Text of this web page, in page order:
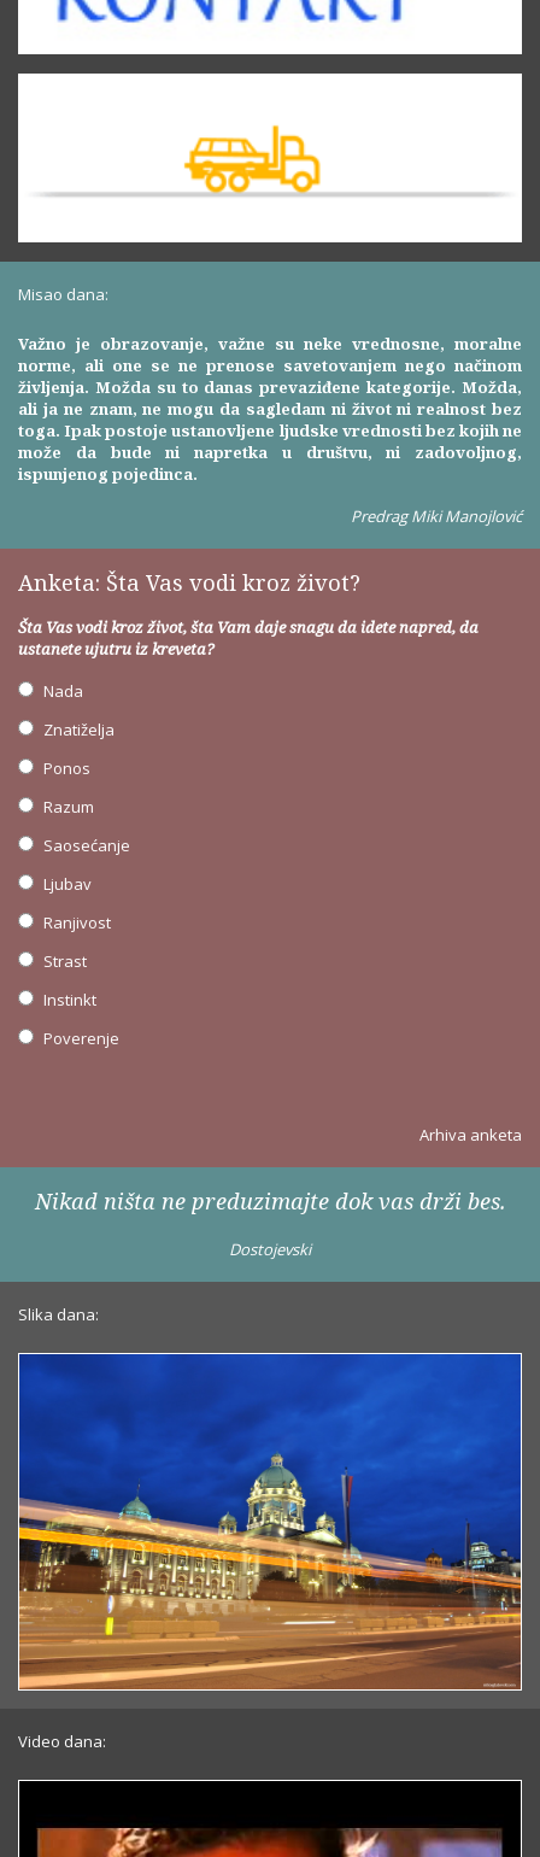
Misao dana:
Važno je obrazovanje, važne su neke vrednosne, moralne
norme, ali one se ne prenose savetovanjem nego načinom
življenja. Možda su to danas prevaziđene kategorije. Možda,
ali ja ne znam, ne mogu da sagledam ni život ni realnost bez
toga. Ipak postoje ustanovljene ljudske vrednosti bez kojih ne
može da bude ni napretka u društvu, ni zadovoljnog,
ispunjenog pojedinca.
Predrag Miki Manojlović
Anketa: Šta Vas vodi kroz život?
Šta Vas vodi kroz život, šta Vam daje snagu da idete napred, da
ustanete ujutru iz kreveta?
Nada
Znatiželja
Ponos
Razum
Saosećanje
Ljubav
Ranjivost
Strast
Instinkt
Poverenje
Arhiva anketa
Nikad ništa ne preduzimajte dok vas drži bes.
Dostojevski
Slika dana:
Video dana: